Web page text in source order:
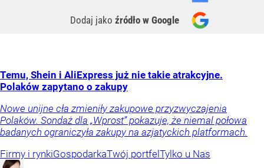
Dodaj jako źródło w Google
Temu, Shein i AliExpress już nie takie atrakcyjne.
Polaków zapytano o zakupy
Nowe unijne cła zmieniły zakupowe przyzwyczajenia
Polaków. Sondaż dla „Wprost” pokazuje, że niemal połowa
badanych ograniczyła zakupy na azjatyckich platformach.
Firmy i rynkiGospodarkaTwój portfelTylko u Nas